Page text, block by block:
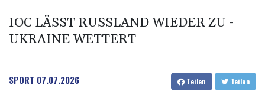
Drohne in Leipzig
42,2 Grad: Allzeit-Hitzerekord in der Slowakei nach nur einem
IOC LÄSST RUSSLAND WIEDER ZU -
UKRAINE WETTERT
SPORT 07.07.2026 Teilen Teilen